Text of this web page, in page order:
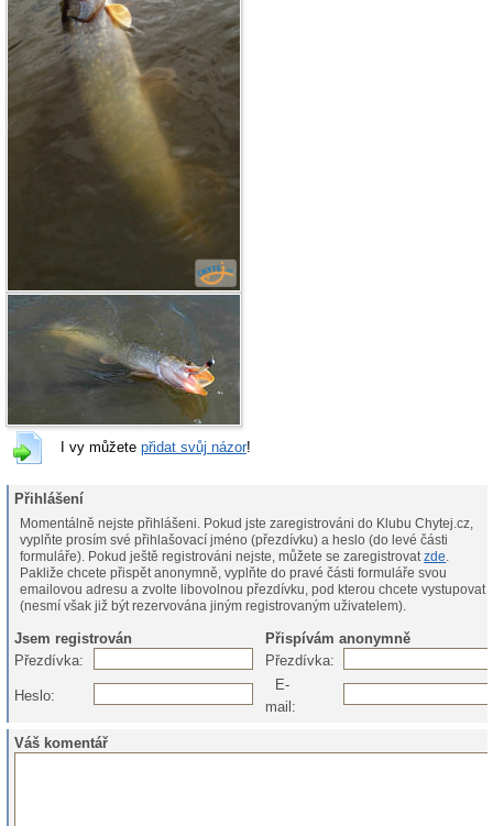
I vy můžete přidat svůj názor!
Přihlášení
Momentálně nejste přihlášeni. Pokud jste zaregistrováni do Klubu Chytej.cz,
vyplňte prosím své přihlašovací jméno (přezdívku) a heslo (do levé části
formuláře). Pokud ještě registrováni nejste, můžete se zaregistrovatzde.
Pakliže chcete přispět anonymně, vyplňte do pravé části formuláře svou
emailovou adresu a zvolte libovolnou přezdívku, pod kterou chcete vystupovat
(nesmí však již být rezervována jiným registrovaným uživatelem).
Jsem registrován
Přispívám anonymně
Přezdívka:
Přezdívka:
Heslo:
E-
mail:
Váš komentář